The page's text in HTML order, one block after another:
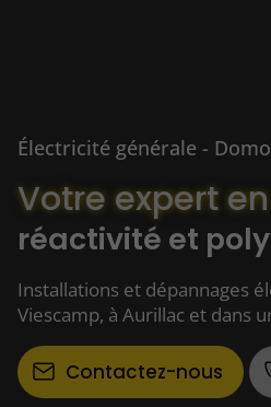
Électricité générale -
Votre expert
réactivité et
Installations et dépannages
Viescamp, à Aurillac et dans
Contactez-nous